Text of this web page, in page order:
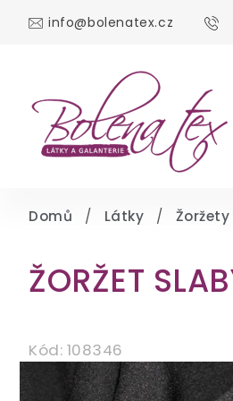
info@bolenatex.cz
Domů / Látky / Žoržety
ŽORŽET
Kód: 108346